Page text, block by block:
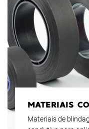
MATERIAIS
Materiais de